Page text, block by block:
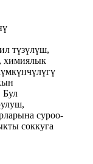
түзүлүш,
химиялык
Бул
суроо-
соккуга